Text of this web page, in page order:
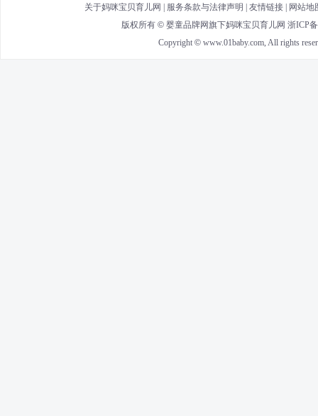
关于妈咪宝贝育儿网 服务条款与法律声明 友情链接
网站地
版权所有 © 婴童品牌网旗下妈咪宝贝育儿网 浙ICP
Copyright ©www.01baby.com, All rights